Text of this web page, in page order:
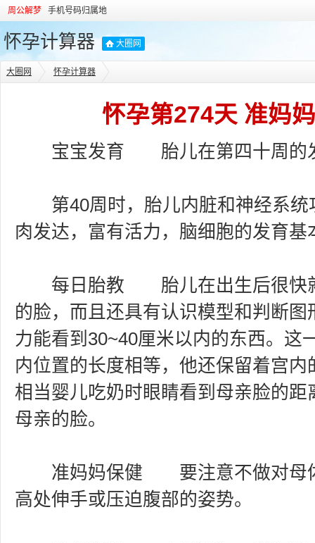
周公解梦 手机号码归属地
怀孕计算器 大圈网
大圈网 怀孕计算器
怀孕第274天 准妈
宝宝发育 胎儿在第四十周的
第40周时，胎儿内脏和神经系统
肉发达，富有活力，脑细胞的发育基
每日胎教 胎儿在出生后很快就
的脸，而且还具有认识模型和判断
力能看到30~40厘米以内的东西。这
内位置的长度相等，他还保留着宫
相当婴儿吃奶时眼睛看到母亲脸的
母亲的脸。
准妈妈保健 要注意不做对母体
高处伸手或压迫腹部的姿势。